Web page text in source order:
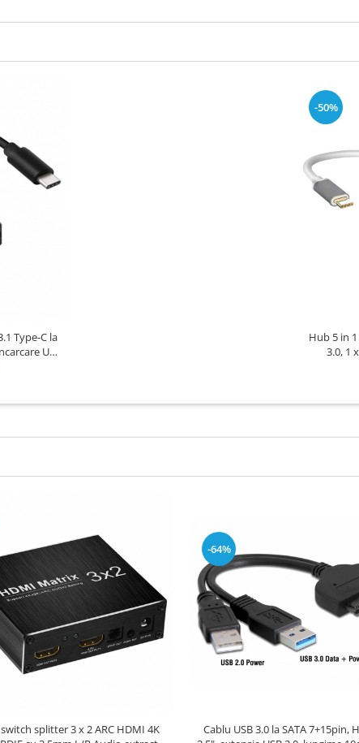
Type-C la
USB
-50%
Hub 5 in 1
3.0, 1
splitter 3 x 2 ARC HDMI 4K
-64%
Cablu USB 3.0 la SATA 7+15pin,